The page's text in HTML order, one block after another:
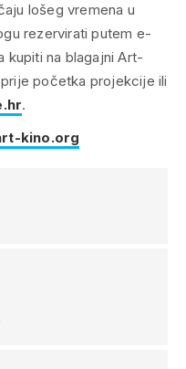
lošeg vremena u
rezervirati putem e-
kupiti na blagajni Art-
početka projekcije ili
.
kino.org